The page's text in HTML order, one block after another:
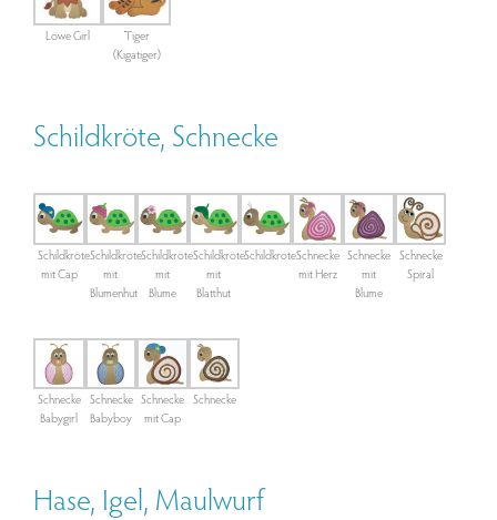
Löwe Girl
Tiger
(Kigatiger)
Schildkröte, Schnecke
Schildkröte
mit Cap
Schildkröte
mit
Blumenhut
Schildkröte
mit
Blume
Schildkröte
mit
Blatthut
SchildkröteSchnecke
mit Herz
Schnecke
mit
Blume
Schnecke
Spiral
Schnecke
Babygirl
Schnecke
Babyboy
Schnecke
mit Cap
Schnecke
Hase, Igel, Maulwurf